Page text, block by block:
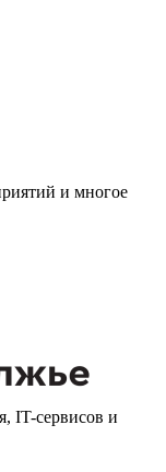
и многое
IT-сервисов и